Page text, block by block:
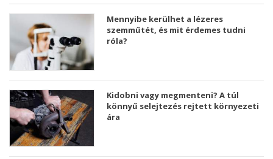
Mennyibe kerülhet a lézeres
szemműtét, és mit érdemes tudni
róla?
Kidobni vagy megmenteni? A túl
könnyű selejtezés rejtett környezeti
ára